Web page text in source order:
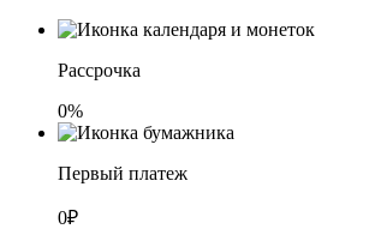
Рассрочка
0%
Первый платеж
0₽